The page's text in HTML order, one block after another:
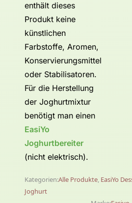
enthält dieses
Produkt keine
künstlichen
Farbstoffe, Aromen,
Konservierungsmittel
oder Stabilisatoren.
Für die Herstellung
der Joghurtmixtur
benötigt man einen
EasiYo
Joghurtbereiter
(nicht elektrisch).
Kategorien:Alle Produkte, EasiYo
Joghurt